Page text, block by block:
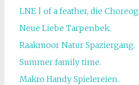
LNE | of a feather, die
Neue Liebe Tarpenbek.
Raakmoor Natur Spaziergang.
Summer family time.
Makro Handy Spielereien.